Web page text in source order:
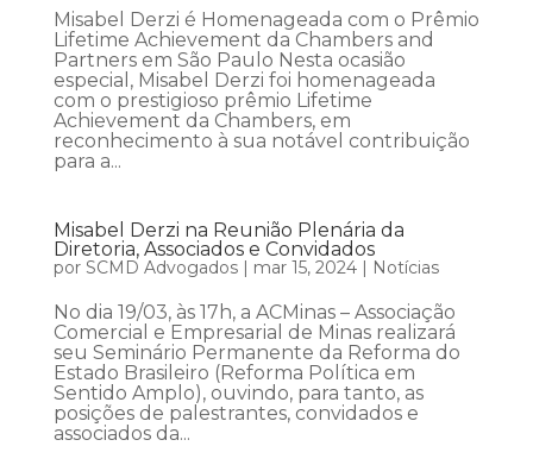
Misabel Derzi é Homenageada com o Prêmio
Lifetime Achievement da Chambers and
Partners em São Paulo Nesta ocasião
especial, Misabel Derzi foi homenageada
com o prestigioso prêmio Lifetime
Achievement da Chambers, em
reconhecimento à sua notável contribuição
para a...
Misabel Derzi na Reunião Plenária da
Diretoria, Associados e Convidados
por SCMD Advogados| mar 15, 2024| Notícias
No dia 19/03, às 17h, a ACMinas – Associação
Comercial e Empresarial de Minas realizará
seu Seminário Permanente da Reforma do
Estado Brasileiro (Reforma Política em
Sentido Amplo), ouvindo, para tanto, as
posições de palestrantes, convidados e
associados da...